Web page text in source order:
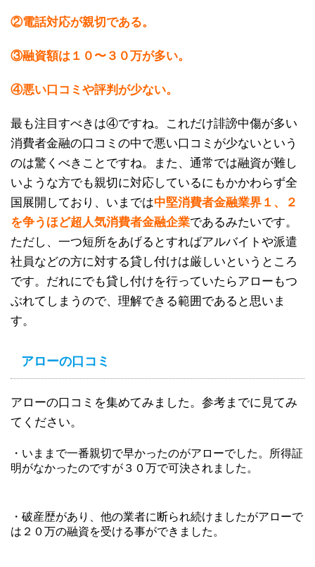
②電話対応が親切である。
③融資額は１０〜３０万が多い。
④悪い口コミや評判が少ない。
最も注目すべきは④ですね。これだけ誹謗中傷が多い
消費者金融の口コミの中で悪い口コミが少ないという
のは驚くべきことですね。また、通常では融資が難し
いような方でも親切に対応しているにもかかわらず全
国展開しており、いまでは中堅消費者金融業界１、２
を争うほど超人気消費者金融企業であるみたいです。
ただし、一つ短所をあげるとすればアルバイトや派遣
社員などの方に対する貸し付けは厳しいというところ
です。だれにでも貸し付けを行っていたらアローもつ
ぶれてしまうので、理解できる範囲であると思いま
す。
アローの口コミ
アローの口コミを集めてみました。参考までに見てみ
てください。
・いままで一番親切で早かったのがアローでした。所得証
明がなかったのですが３０万で可決されました。
・破産歴があり、他の業者に断られ続けましたがアローで
は２０万の融資を受ける事ができました。